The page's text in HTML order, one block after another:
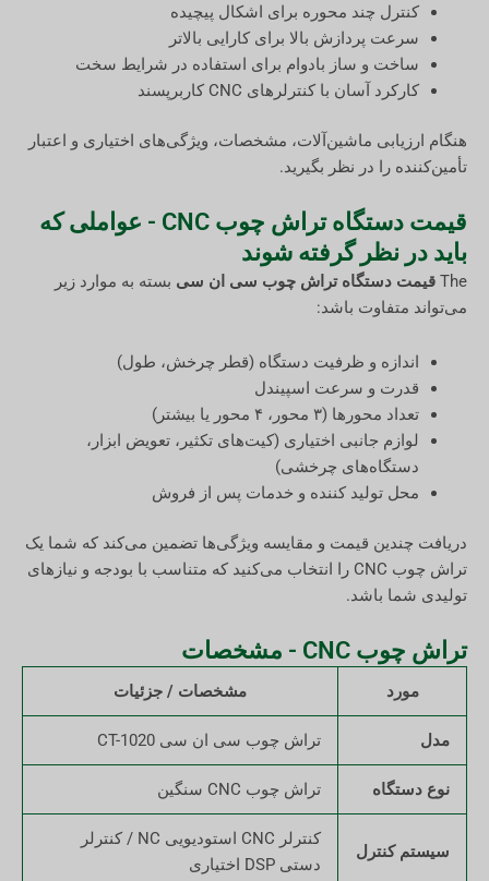
کنترل چند محوره برای اشکال پیچیده
سرعت پردازش بالا برای کارایی بالاتر
ساخت و ساز بادوام برای استفاده در شرایط سخت
کارکرد آسان با کنترلرهای CNC کاربرپسند
هنگام ارزیابی ماشین‌آلات، مشخصات، ویژگی‌های اختیاری و اعتبار
تأمین‌کننده را در نظر بگیرید.
قیمت دستگاه تراش چوب CNC - عواملی که
باید در نظر گرفته شوند
The قیمت دستگاه تراش چوب سی ان سی بسته به موارد زیر
می‌تواند متفاوت باشد:
اندازه و ظرفیت دستگاه (قطر چرخش، طول)
قدرت و سرعت اسپیندل
تعداد محورها (۳ محور، ۴ محور یا بیشتر)
لوازم جانبی اختیاری (کیت‌های تکثیر، تعویض ابزار،
دستگاه‌های چرخشی)
محل تولید کننده و خدمات پس از فروش
دریافت چندین قیمت و مقایسه ویژگی‌ها تضمین می‌کند که شما یک
تراش چوب CNC را انتخاب می‌کنید که متناسب با بودجه و نیازهای
تولیدی شما باشد.
تراش چوب CNC - مشخصات
مورد مشخصات / جزئیات
مدل تراش چوب سی ان سی CT-1020
نوع دستگاه تراش چوب CNC سنگین
سیستم کنترل
کنترلر CNC استودیویی NC / کنترلر
دستی DSP اختیاری